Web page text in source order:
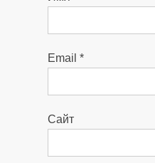
Email*
Сайт